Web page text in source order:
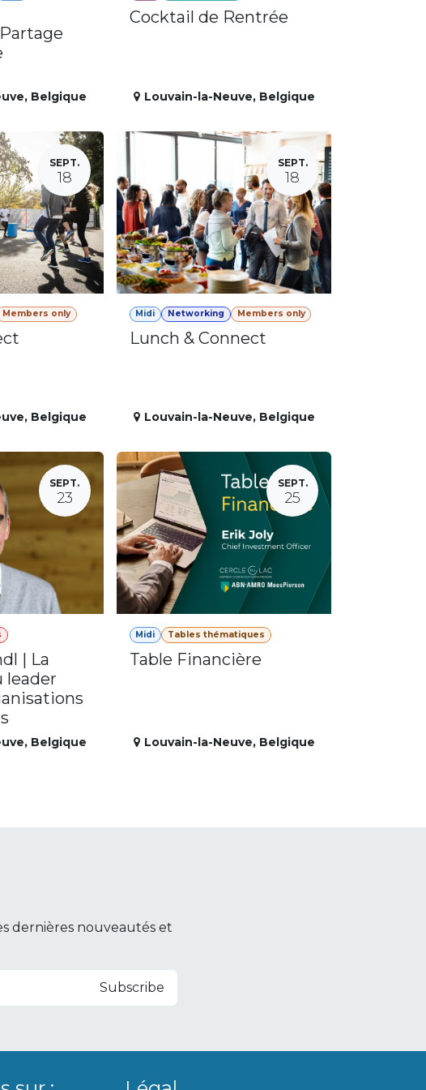
, Belgique
Cocktail de Rentrée
Louvain-la-Neuve, Belgique
SEPT.
18
Members only
, Belgique
SEPT.
18
Midi Networking Members only
Lunch & Connect
Louvain-la-Neuve, Belgique
SEPT.
23
| La
leader
, Belgique
SEPT.
25
Midi Tables thématiques
Table Financière
Louvain-la-Neuve, Belgique
dernières nouveautés et
Subscribe